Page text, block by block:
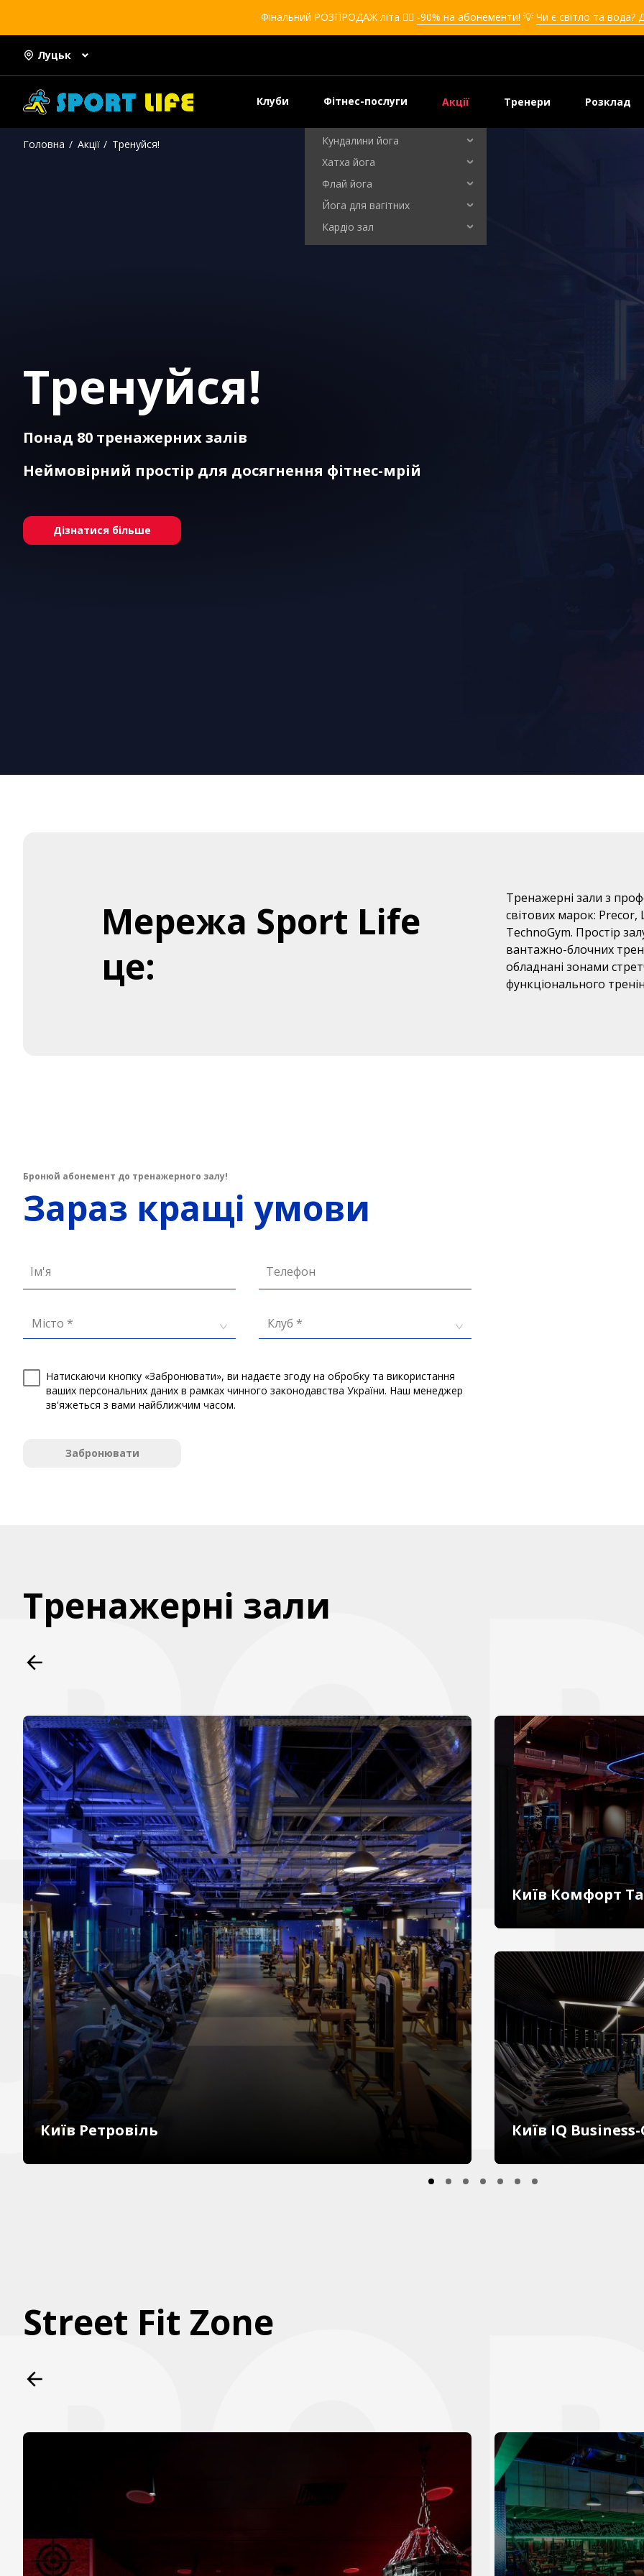
Фінальний РОЗПРОДАЖ літа ❤️‍🔥 -90% на абонементи! 💡 Чи є світло та вода?
Луцьк
Клуби Фітнес-послуги
Кікбоксинг для дівчат
Кікбоксинг для дітей
Самооборона для дівчат
Самооборона для дітей
Кундалини йога
Хатха йога
Флай йога
Йога для вагітних
Кардіо зал
Акції Тренери Розклад
Головна Акції Тренуйся!
Тренуйся!
Понад 80 тренажерних залів
Неймовірний простір для досягнення фітнес-мрій
Дізнатися більше
Мережа Sport Life
це:
Тренажерні зали з
світових марок:
TechnoGym. Простір
вантажно-блочних
обладнані зонами
функціонального
Бронюй абонемент до тренажерного залу!
Зараз кращі умови
Ім'я Телефон
Місто * Клуб *
Натискаючи кнопку «Забронювати», ви надаєте згоду на обробку та використання
ваших персональних даних в рамках чинного законодавства України. Наш менеджер
зв'яжеться з вами найближчим часом.
Забронювати
Тренажерні зали
Київ Ретровіль
Київ Комфорт
Київ IQ
Street Fit Zone